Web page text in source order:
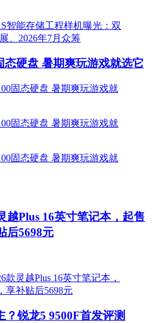
态硬盘 暑期爽玩游戏就选它
越Plus 16英寸笔记本，起售
后5698元
？锐龙5 9500F首发评测